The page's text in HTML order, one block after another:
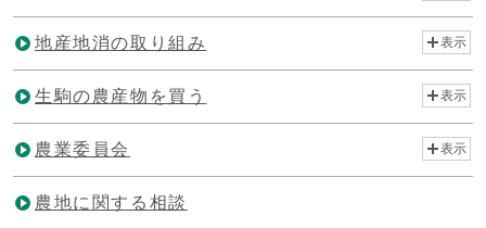
地産地消の取り組み 表示
生駒の農産物を買う 表示
農業委員会 表示
農地に関する相談